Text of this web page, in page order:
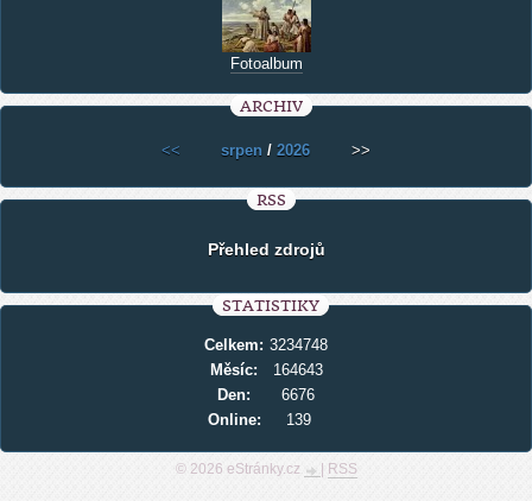
Fotoalbum
ARCHIV
<< srpen / 2026 >>
RSS
Přehled zdrojů
STATISTIKY
Online: 139
Celkem: 3234748
Měsíc:
164643
Den:
6676
© 2026 eStránky.cz RSS